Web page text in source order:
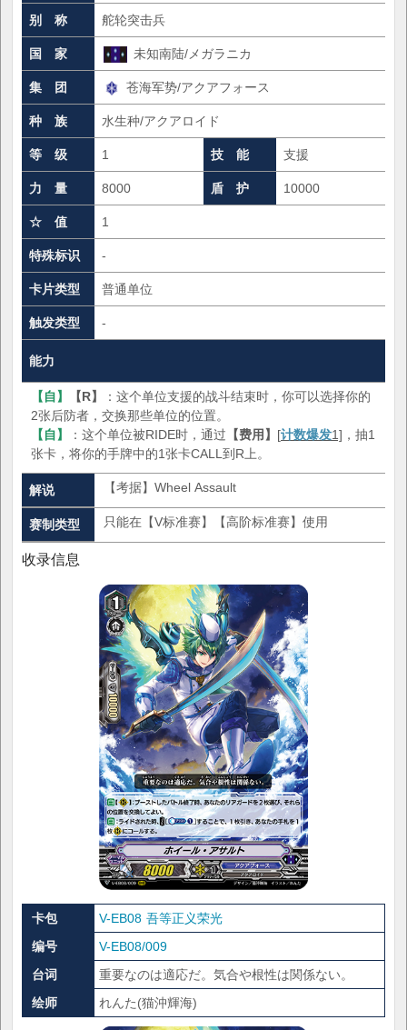
别 称 舵轮突击兵
国 家 未知南陆/メガラニカ
集 团 苍海军势/アクアフォース
种 族 水生种/アクアロイド
等 级 1 技 能 支援
力 量 8000 盾 护 10000
☆ 值 1
特殊标识 -
卡片类型 普通单位
触发类型 -
能力
【自】 【R】
：这个单位支援的战斗结束时，你可以选择你的
2张后防者，交换那些单位的位置。
【自】
：这个单位被RIDE时，通过 【费用】 [计数爆发1] ，抽1
张卡，将你的手牌中的1张卡CALL到R上。
解说 【考据】Wheel Assault
赛制类型 只能在【V标准赛】【高阶标准赛】使用
收录信息
卡包
V-EB08 吾等正义荣光
编号
V-EB08/009
台词
重要なのは適応だ。気合や根性は関係ない。
绘师
れんた(猫沖輝海)